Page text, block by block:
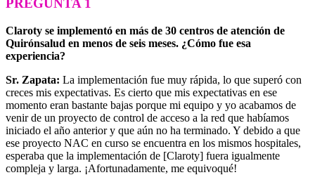
PREGUNTA 1
Claroty se implementó en más de 30 centros de atención de
Quirónsalud en menos de seis meses. ¿Cómo fue esa
experiencia?
Sr. Zapata: La implementación fue muy rápida, lo que superó con
creces mis expectativas. Es cierto que mis expectativas en ese
momento eran bastante bajas porque mi equipo y yo acabamos de
venir de un proyecto de control de acceso a la red que habíamos
iniciado el año anterior y que aún no ha terminado. Y debido a que
ese proyecto NAC en curso se encuentra en los mismos hospitales,
esperaba que la implementación de [Claroty] fuera igualmente
compleja y larga. ¡Afortunadamente, me equivoqué!